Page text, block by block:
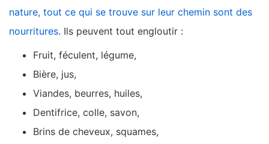
nature, tout ce qui se trouve sur leur chemin sont des
nourritures. Ils peuvent tout engloutir :
Fruit, féculent, légume,
Bière, jus,
Viandes, beurres, huiles,
Dentifrice, colle, savon,
Brins de cheveux, squames,